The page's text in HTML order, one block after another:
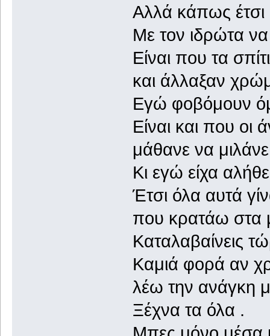
Αλλά κάπως
Με τον ιδρώτα
Είναι που τα
και άλλαξαν
Εγώ φοβόμουν
Είναι και που οι
μάθανε να
Κι εγώ είχα
Έτσι όλα αυτά
που κρατάω στα
Καταλαβαίνεις
Καμιά φορά αν
λέω την ανάγκη
Ξέχνα τα όλα .